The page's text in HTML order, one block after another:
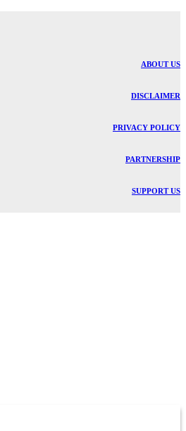
ABOUT US
DISCLAIMER
PRIVACY POLICY
PARTNERSHIP
SUPPORT US